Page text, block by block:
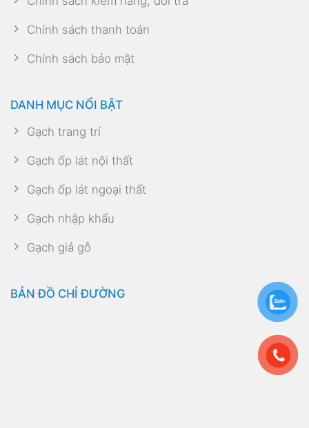
Chính sách thanh toán
Chính sách bảo mật
DANH MỤC NỔI BẬT
Gạch trang trí
Gạch ốp lát nội thất
Gạch ốp lát ngoại thất
Gạch nhập khẩu
Gạch giả gỗ
BẢN ĐỒ CHỈ ĐƯỜNG